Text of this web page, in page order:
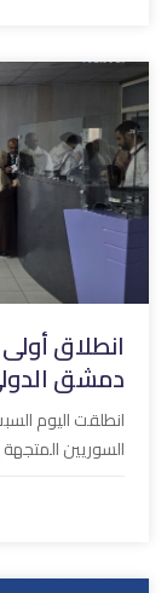
انطلاق
دمشق الدولي
انطلقت اليوم
السوريين